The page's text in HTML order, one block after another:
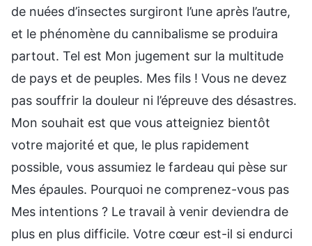
de nuées d’insectes surgiront l’une après l’autre,
et le phénomène du cannibalisme se produira
partout. Tel est Mon jugement sur la multitude
de pays et de peuples. Mes fils ! Vous ne devez
pas souffrir la douleur ni l’épreuve des désastres.
Mon souhait est que vous atteigniez bientôt
votre majorité et que, le plus rapidement
possible, vous assumiez le fardeau qui pèse sur
Mes épaules. Pourquoi ne comprenez-vous pas
Mes intentions ? Le travail à venir deviendra de
plus en plus difficile. Votre cœur est-il si endurci